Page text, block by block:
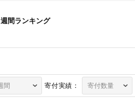
週間ランキング
寄付実績：